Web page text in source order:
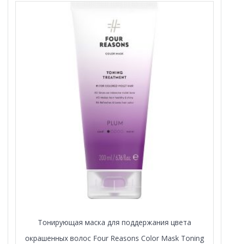
Тонирующая маска для поддержания цвета
окрашенных волос Four Reasons Color Mask Toning